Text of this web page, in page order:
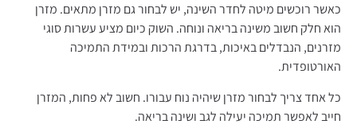
כאשר רוכשים מיטה לחדר השינה, יש לבחור גם מזרן מתאים. מזרן
הוא חלק חשוב משינה בריאה ונוחה. השוק כיום מציע עשרות סוגי
מזרנים, הנבדלים באיכות, בדרגת הרכות ובמידת התמיכה
האורטופדית.
כל אחד צריך לבחור מזרן שיהיה נוח עבורו. חשוב לא פחות, המזרן
חייב לאפשר תמיכה יעילה לגב ושינה בריאה.